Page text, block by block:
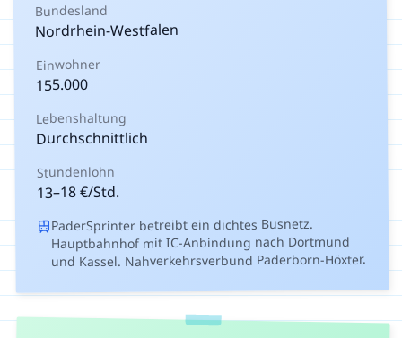
Bundesland
Nordrhein-Westfalen
Einwohner
155.000
Lebenshaltung
Durchschnittlich
Stundenlohn
13–18€/Std.
PaderSprinter betreibt ein dichtes Busnetz.
Hauptbahnhof mit IC-Anbindung nach Dortmund
und Kassel. Nahverkehrsverbund Paderborn-Höxter.